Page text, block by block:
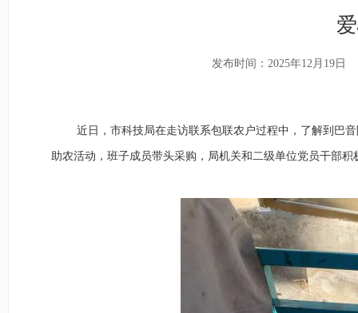
发布时间：2025年12月19日
近日 ，市科技局在走访联系包联农户过程中， 了解到 巴
助农活动 ，班子成员带头采购 ， 局机关和二级单位党员干部积